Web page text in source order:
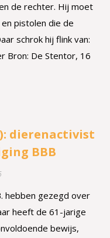
de rechter. Hij moet
pistolen die de
schrok hij flink van:
Bron: De Stentor, 16
dierenactivist
BBB
hebben gezegd over
heeft de 61-jarige
bewijs,